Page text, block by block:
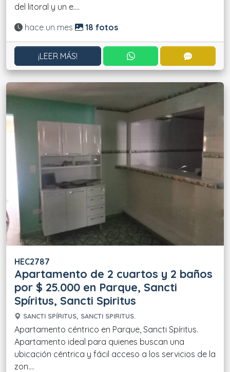
del litoral y un e....
Actualizado:
hace un mes 18 fotos
¡LEER MÁS! CONTACTAR POR
HEC2787
Apartamento de 2 cuartos y 2 baños
por $ 25.000 en Parque, Sancti
Spíritus, Sancti Spiritus
SANCTI SPÍRITUS, SANCTI SPIRITUS.
Apartamento céntrico en Parque, Sancti Spíritus.
Apartamento ideal para quienes buscan una
ubicación céntrica y fácil acceso a los servicios de la
zon....